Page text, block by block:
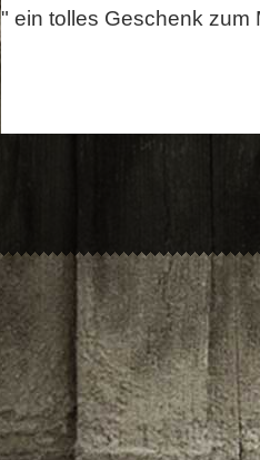
" ein tolles Geschenk zum